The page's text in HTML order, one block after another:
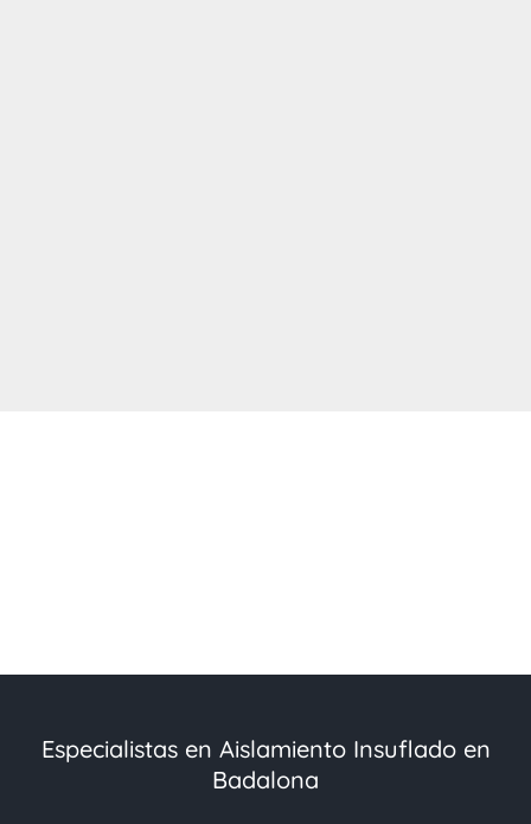
Especialistas en Aislamiento Insuflado en
Badalona